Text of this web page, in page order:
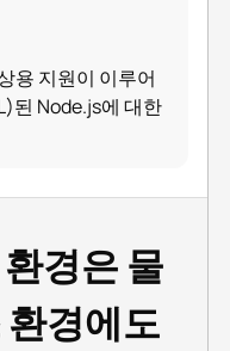
용 지원이 이루어
된 Node.js에 대한
경은 물
경에도